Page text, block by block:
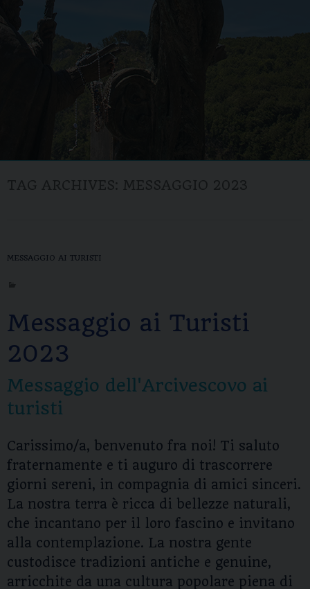
MESSAGGIO AI TURISTI
Messaggio ai Turisti
2023
Messaggio dell'Arcivescovo ai
turisti
Carissimo/a, benvenuto fra noi! Ti saluto
fraternamente e ti auguro di trascorrere
giorni sereni, in compagnia di amici sinceri.
La nostra terra è ricca di bellezze naturali,
che incantano per il loro fascino e invitano
alla contemplazione. La nostra gente
custodisce tradizioni antiche e genuine,
arricchite da una cultura popolare piena di